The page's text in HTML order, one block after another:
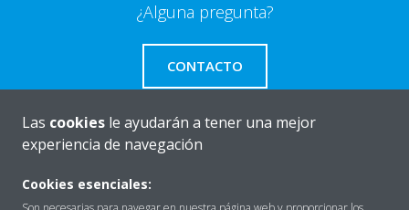
¿Alguna pregunta?
CONTACTO
Quiénes somos
Las cookies le ayudarán a tener una mejor
experiencia de navegación
Cookies esenciales: